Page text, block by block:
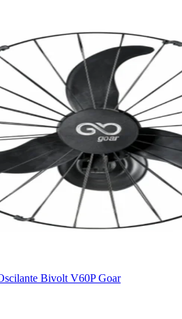
Bivolt V60P Goar